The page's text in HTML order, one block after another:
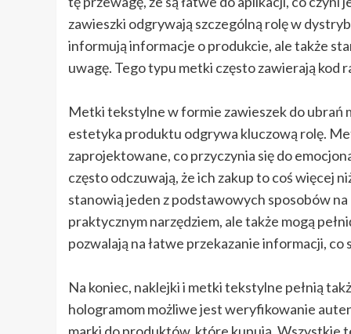
zawieszki odgrywają szczególną rolę w
informują informacje o produkcie, ale także
uwagę. Tego typu metki często zawierają kod
Metki tekstylne w formie zawieszek do ubrań
estetyka produktu odgrywa kluczową rolę.
zaprojektowane, co przyczynia się do
często odczuwają, że ich zakup to coś więcej
stanowią jeden z podstawowych sposobów
praktycznym narzędziem, ale także mogą
pozwalają na łatwe przekazanie informacji, co
Na koniec, naklejki i metki tekstylne pełnią
hologramom możliwe jest weryfikowanie